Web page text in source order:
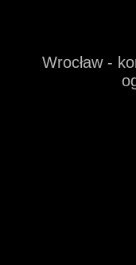
Wrocław -